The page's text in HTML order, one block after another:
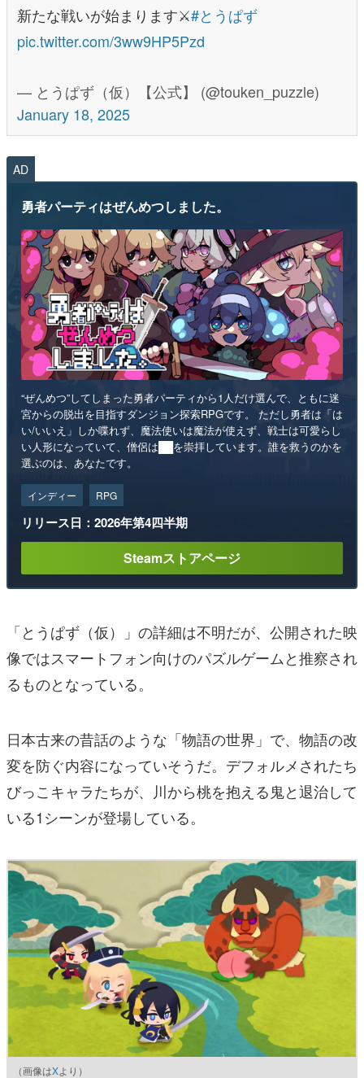
新たな戦いが始まります⚔️#とうぱず
pic.twitter.com/3ww9HP5Pzd
— とうぱず（仮）【公式】 (@touken_puzzle)
January 18, 2025
AD
勇者パーティはぜんめつしました。
“ぜんめつ”してしまった勇者パーティから1人だけ選んで、ともに迷
宮からの脱出を目指すダンジョン探索RPGです。 ただし勇者は「は
い/いいえ」しか喋れず、魔法使いは魔法が使えず、戦士は可愛らし
い人形になっていて、僧侶は██を崇拝しています。誰を救うのかを
選ぶのは、あなたです。
インディー RPG
リリース日：2026年第4四半期
Steamストアページ
「とうぱず（仮）」の詳細は不明だが、公開された映
像ではスマートフォン向けのパズルゲームと推察され
るものとなっている。
日本古来の昔話のような「物語の世界」で、物語の改
変を防ぐ内容になっていそうだ。デフォルメされたち
びっこキャラたちが、川から桃を抱える鬼と退治して
いる1シーンが登場している。
（画像はXより）